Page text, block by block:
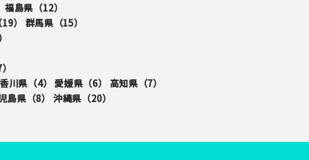
福島県（12）
19） 群馬県（15）
）
香川県（4） 愛媛県（6） 高知県（7）
島県（8） 沖縄県（20）